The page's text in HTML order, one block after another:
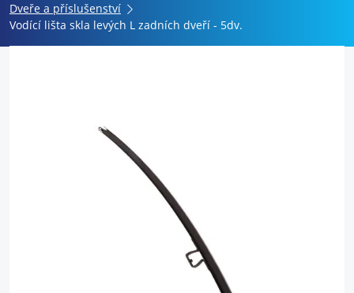
Dveře a příslušenství
Vodící lišta skla levých L zadních dveří - 5dv.